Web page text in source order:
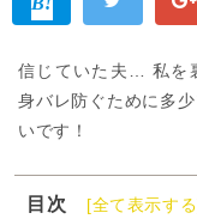
信じていた夫… 私を
身バレ防ぐために多
いです！
目次
[全て表示す